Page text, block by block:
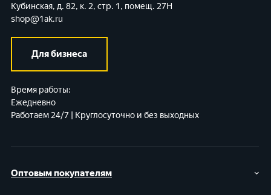
Оптовым покупателям
Кубинская, д. 82, к. 2, стр. 1, помещ. 27Н
shop@1ak.ru
Для бизнеса
Время работы:
Ежедневно
Работаем 24/7 | Круглосуточно и без выходных